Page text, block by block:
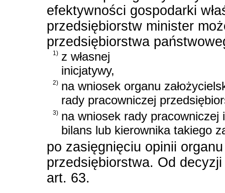
efektywności gospodarki
przedsiębiorstw minister
przedsiębiorstwa
1) z własnej
inicjatywy,
2) na wniosek organu
rady pracowniczej
3) na wniosek rady pracowniczej
bilans lub kierownika takiego
po zasięgnięciu opinii
przedsiębiorstwa. Od
art. 63.